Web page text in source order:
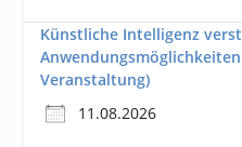
Künstliche Intelligenz
Veranstaltung)
11.08.2026